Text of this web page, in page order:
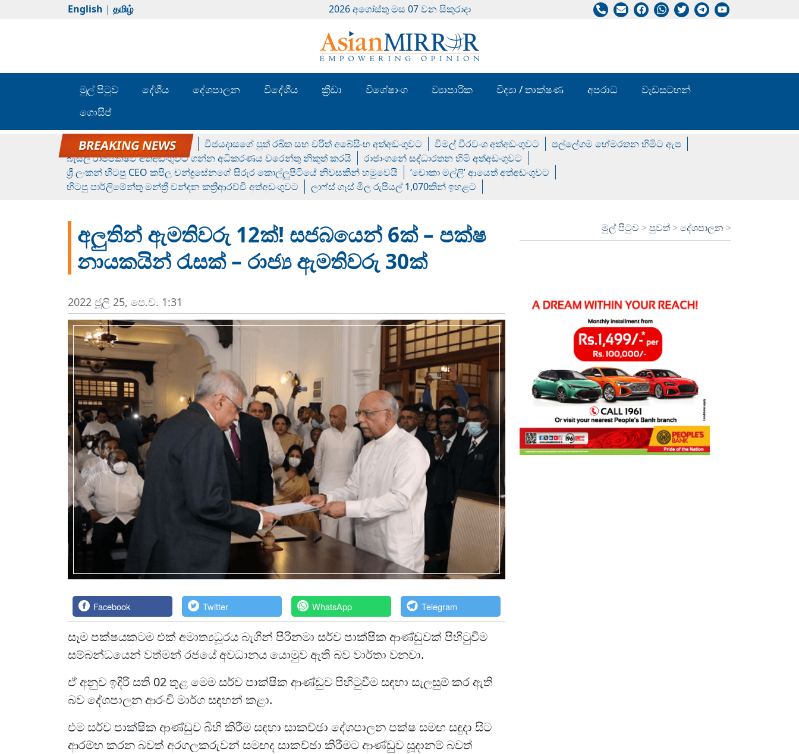
English | தமிழ் 2026 අගෝස්‍තු මස 07 වන සිකුරාදා
මුල් පිටුව දේශීය දේශපාලන විදේශීය ක්‍රීඩා විශේෂාංග ව්‍යාපාරික විද්‍යා / තාක්ෂණ අපරාධ
වැඩසටහන්
ගොසිප්
රන් ගෙනා රුමේෂ්ගේ හෙල්ලය විජයදාසගේ පුත් රඛිත සහ චරිත් අබේසිංහ අත්අඩංගුවට විමල් වීරවංශ අත්අඩංගුවට
පල්ලේගම හේමරතන හිමිට ඇප
බැසිල් රාජපක්ෂව අත්අඩංගුවට ගන්න අධිකරණය වරෙන්තු නිකුත් කරයි
රාජාංගනේ සද්ධාරතන හිමි අත්අඩංගුවට
ශ්‍රී ලංකන් හිටපු CEO කපිල චන්ද්‍රසේනගේ සිරුර කොල්ලුපිටියේ නිවසකින් හමුවෙයි
‘චොකා මල්ලි’ ආයෙත් අත්අඩංගුවට
හිටපු පාර්ලිමේන්තු මන්ත්‍රී චන්දන කත්‍රිආරච්චි අත්අඩංගුවට
ලාෆ්ස් ගෑස් මිල රුපියල් 1,070කින් ඉහළට
අලුතින් ඇමතිවරු 12ක්! සජබයෙන් 6ක් – පක්ෂ
නායකයින් රැසක් – රාජ්‍ය ඇමතිවරු 30ක්
මුල් පිටුව >පුවත් >දේශපාලන >
2022 ජූලි 25, පෙ.ව. 1:31
Facebook Twitter WhatsApp Telegram
සෑම පක්ෂයකටම එක් අමාත්‍යධූරය බැගින් පිරිනමා සර්ව පාක්ෂික ආණ්ඩුවක් පිහිටුවීම
සම්බන්ධයෙන් වත්මන් රජයේ අවධානය යොමුව ඇති බව වාර්තා වනවා.
ඒ අනුව ඉදිරි සති 02 තුළ මෙම සර්ව පාක්ෂික ආණ්ඩුව පිහිටුවීම සඳහා සැලසුම් කර ඇති
බව දේශපාලන ආරංචි මාර්ග සඳහන් කළා.
එම සර්ව පාක්ෂික ආණ්ඩුව බිහි කිරීම සඳහා සාකච්ඡා දේශපාලන පක්ෂ සමඟ සඳුදා සිට
ආරම්භ කරන බවත් අරගලකරුවන් සමඟද සාකච්ඡා කිරීමට ආණ්ඩුව සූදානම් බවත්